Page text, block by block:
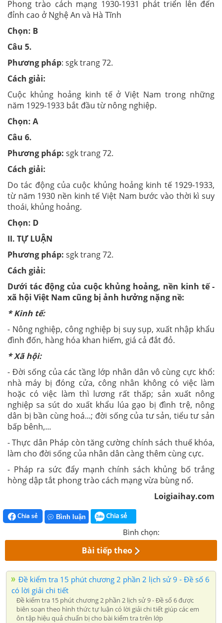
Phong trào cách mạng 1930-1931 phát triển lên đến
đỉnh cao ở Nghệ An và Hà Tĩnh
Chọn: B
Câu 5.
Phương pháp: sgk trang 72.
Cách giải:
Cuộc khủng hoảng kinh tế ở Việt Nam trong những
năm 1929-1933 bắt đầu từ nông nghiệp.
Chọn: A
Câu 6.
Phương pháp: sgk trang 72.
Cách giải:
Do tác động của cuộc khủng hoảng kinh tế 1929-1933,
từ năm 1930 nền kinh tế Việt Nam bước vào thời kì suy
thoái, khủng hoảng.
Chọn: D
II. TỰ LUẬN
Phương pháp: sgk trang 72.
Cách giải:
Dưới tác động của cuộc khủng hoảng, nền kinh tế -
xã hội Việt Nam cũng bị ảnh hưởng nặng nề:
* Kinh tế:
- Nông nghiệp, công nghiệp bị suy sụp, xuất nhập khẩu
đình đốn, hàng hóa khan hiếm, giá cả đắt đỏ.
* Xã hội:
- Đời sống của các tầng lớp nhân dân vô cùng cực khổ:
nhà máy bị đóng cửa, công nhân không có việc làm
hoặc có việc làm thì lương rất thấp; sản xuất nông
nghiệp sa sút do xuất khẩu lúa gạo bị đình trệ, nông
dân bị bần cùng hoá...; đời sống của tư sản, tiểu tư sản
bấp bênh,...
- Thực dân Pháp còn tăng cường chính sách thuế khóa,
làm cho đời sống của nhân dân càng thêm cùng cực.
- Pháp ra sức đẩy mạnh chính sách khủng bố trắng
hòng dập tắt phong trào cách mạng vừa bùng nổ.
Loigiaihay.com
Chia sẻ Bình luận Chia sẻ
Bình chọn:
Bài tiếp theo
Đề kiểm tra 15 phút chương 2 phần 2 lịch sử 9 - Đề số 6
có lời giải chi tiết
Đề kiểm tra 15 phút chương 2 phần 2 lịch sử 9 - Đề số 6 được
biên soạn theo hình thức tự luận có lời giải chi tiết giúp các em
ôn tập hiệu quả chuẩn bị cho bài kiểm tra trên lớp